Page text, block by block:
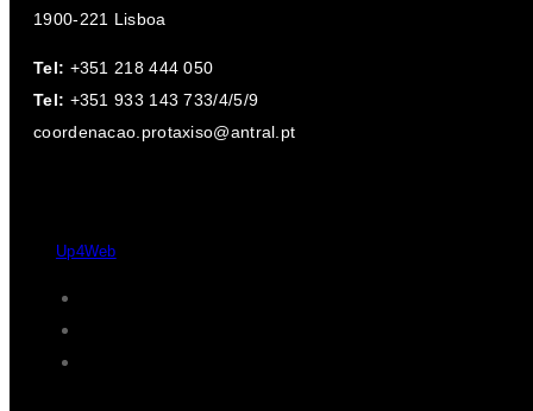
1900-221 Lisboa
Tel: +351 218 444 050
Tel: +351 933 143 733/4/5/9
coordenacao.protaxiso@antral.pt
Up4Web